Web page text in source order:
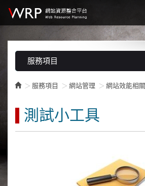
服務項目
服務項目 網站管理 網站效能相關
測試小工具